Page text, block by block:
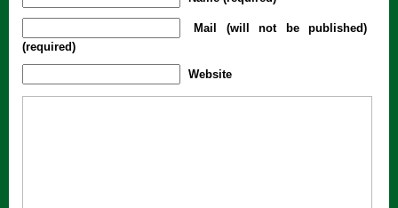
Mail (will not be published)
(required)
Website